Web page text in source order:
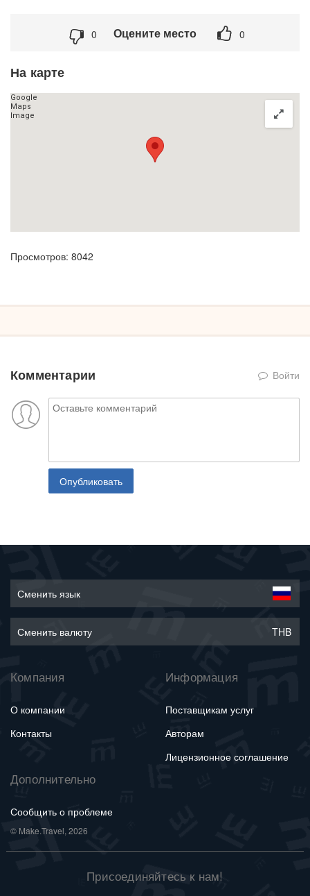
0 Оцените место 0
На карте
Просмотров: 8042
Комментарии Войти
Опубликовать
Сменить язык
Сменить валюту THB
Компания
О компании
Контакты
Информация
Поставщикам услуг
Авторам
Лицензионное соглашение
Дополнительно
Сообщить о проблеме
© Make.Travel, 2026
Присоединяйтесь к нам!